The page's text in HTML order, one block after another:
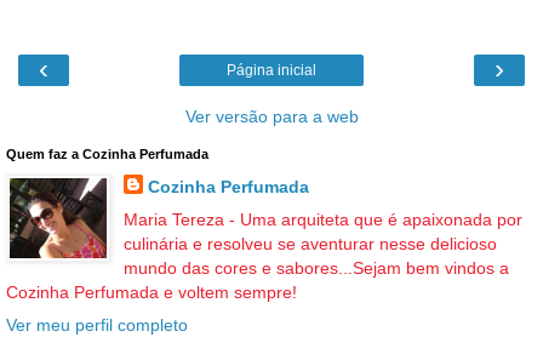
‹ ›
Página inicial
Ver versão para a web
Quem faz a Cozinha Perfumada
Cozinha Perfumada
Maria Tereza - Uma arquiteta que é apaixonada por
culinária e resolveu se aventurar nesse delicioso
mundo das cores e sabores...Sejam bem vindos a
Cozinha Perfumada e voltem sempre!
Ver meu perfil completo